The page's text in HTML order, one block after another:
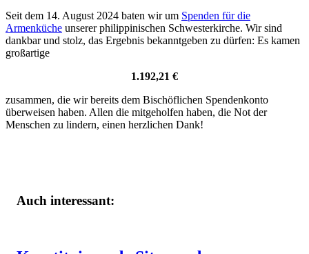
Seit dem 14. August 2024 baten wir um Spenden für die
Armenküche unserer philippinischen Schwesterkirche. Wir sind
dankbar und stolz, das Ergebnis bekanntgeben zu dürfen: Es kamen
großartige
1.192,21 €
zusammen, die wir bereits dem Bischöflichen Spendenkonto
überweisen haben. Allen die mitgeholfen haben, die Not der
Menschen zu lindern, einen herzlichen Dank!
Auch interessant: